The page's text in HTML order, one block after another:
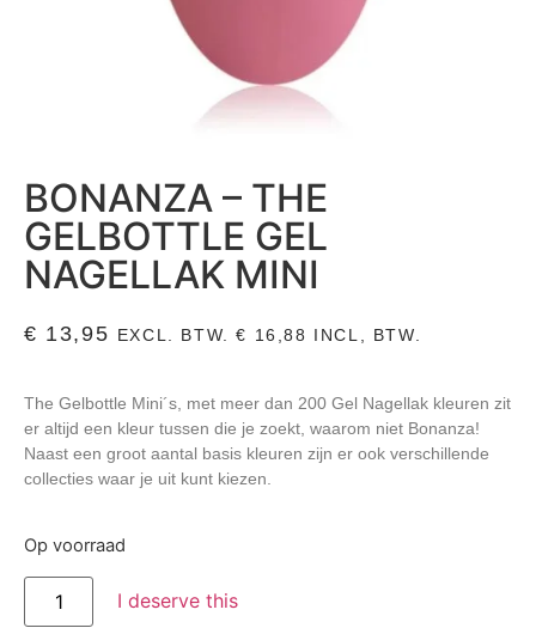
BONANZA – THE
GELBOTTLE GEL
NAGELLAK MINI
€ 13,95 EXCL. BTW.€ 16,88 INCL, BTW.
The Gelbottle Mini´s, met meer dan 200 Gel Nagellak kleuren zit
er altijd een kleur tussen die je zoekt, waarom niet Bonanza!
Naast een groot aantal basis kleuren zijn er ook verschillende
collecties waar je uit kunt kiezen.
Op voorraad
I deserve this